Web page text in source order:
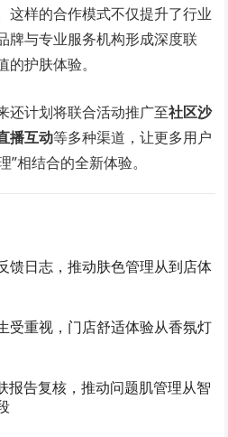
这样的合作模式不仅提升了行业
牌与专业服务机构形成深度联
护肤体验。
还计划将联合活动推广至社区沙
播互动等多种渠道，让更多用户
”相结合的全新体验。
馈日志，推动肤色管理从到店体
受重视，门店舒适体验从香氛灯
报告复核，推动问题肌管理从智